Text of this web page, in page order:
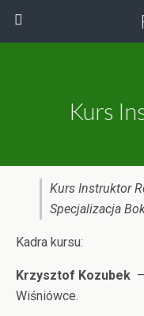
Kurs
Kurs Instruktor
Specjalizacja
Kadra kursu:
Krzysztof Kozubek
Wiśniówce.